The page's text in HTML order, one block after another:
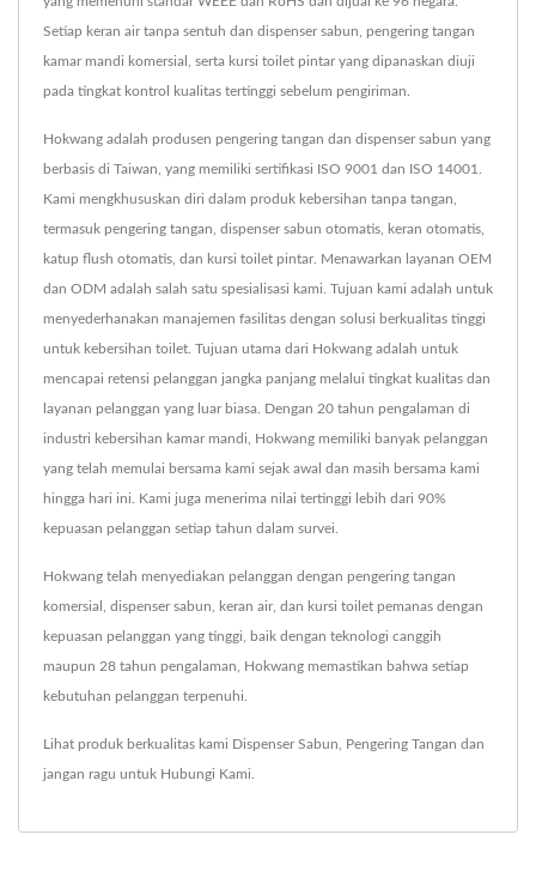
Setiap keran air tanpa sentuh dan dispenser sabun, pengering tangan
kamar mandi komersial, serta kursi toilet pintar yang dipanaskan diuji
pada tingkat kontrol kualitas tertinggi sebelum pengiriman.
Hokwang adalah produsen pengering tangan dan dispenser sabun yang
berbasis di Taiwan, yang memiliki sertifikasi ISO 9001 dan ISO 14001.
Kami mengkhususkan diri dalam produk kebersihan tanpa tangan,
termasuk pengering tangan, dispenser sabun otomatis, keran otomatis,
katup flush otomatis, dan kursi toilet pintar. Menawarkan layanan OEM
dan ODM adalah salah satu spesialisasi kami. Tujuan kami adalah untuk
menyederhanakan manajemen fasilitas dengan solusi berkualitas tinggi
untuk kebersihan toilet. Tujuan utama dari Hokwang adalah untuk
mencapai retensi pelanggan jangka panjang melalui tingkat kualitas dan
layanan pelanggan yang luar biasa. Dengan 20 tahun pengalaman di
industri kebersihan kamar mandi, Hokwang memiliki banyak pelanggan
yang telah memulai bersama kami sejak awal dan masih bersama kami
hingga hari ini. Kami juga menerima nilai tertinggi lebih dari 90%
kepuasan pelanggan setiap tahun dalam survei.
Hokwang telah menyediakan pelanggan dengan pengering tangan
komersial, dispenser sabun, keran air, dan kursi toilet pemanas dengan
kepuasan pelanggan yang tinggi, baik dengan teknologi canggih
maupun 28 tahun pengalaman, Hokwang memastikan bahwa setiap
kebutuhan pelanggan terpenuhi.
Lihat produk berkualitas kami Dispenser Sabun Pengering Tangan dan
jangan ragu untuk Hubungi Kami